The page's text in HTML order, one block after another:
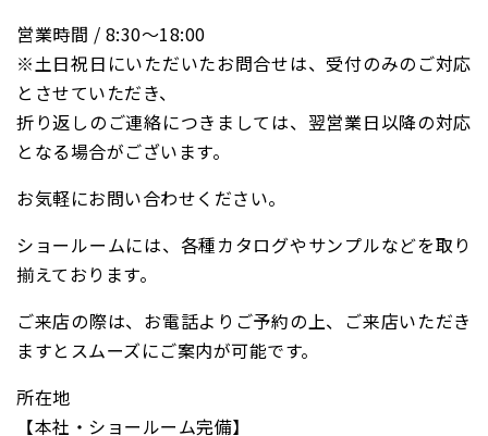
営業時間 / 8:30〜18:00
※土日祝日にいただいたお問合せは、受付のみのご対応
とさせていただき、
折り返しのご連絡につきましては、翌営業日以降の対応
となる場合がございます。
お気軽にお問い合わせください。
ショールームには、各種カタログやサンプルなどを取り
揃えております。
ご来店の際は、お電話よりご予約の上、ご来店いただき
ますとスムーズにご案内が可能です。
所在地
【本社・ショールーム完備】